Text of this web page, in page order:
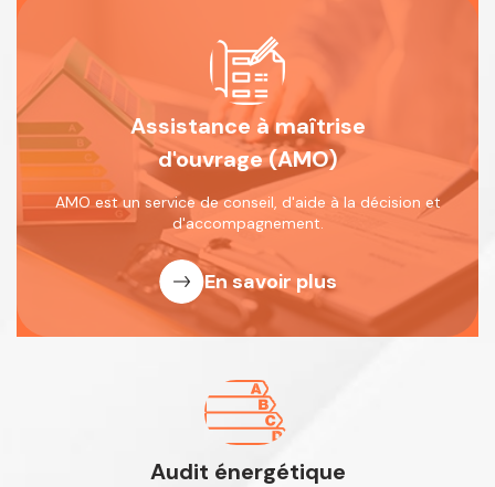
Assistance à maîtrise
d'ouvrage (AMO)
AMO est un service de conseil, d'aide à la décision et
d'accompagnement.
En savoir plus
Audit énergétique